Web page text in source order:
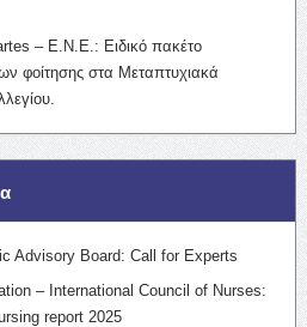
– Ε.Ν.Ε.: Ειδικό πακέτο
φοίτησης στα Μεταπτυχιακά
Advisory Board: Call for Experts
– International Council of Nurses:
report 2025